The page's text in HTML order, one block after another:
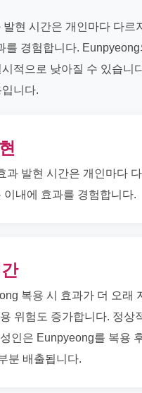
현 시간은 개인마다 다르
를 경험합니다.
적으로 낮아질 수 있습니
니다.
과 발현 시간은 개인마다 다
이내에 효과를 경험합니다.
복용 시 효과가 더 오래
위험도 증가합니다. 정상
인은 Eunpyeong를 복용
분 배출됩니다.